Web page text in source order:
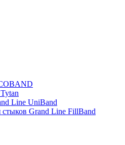
Line UniBand
Grand Line FillBand